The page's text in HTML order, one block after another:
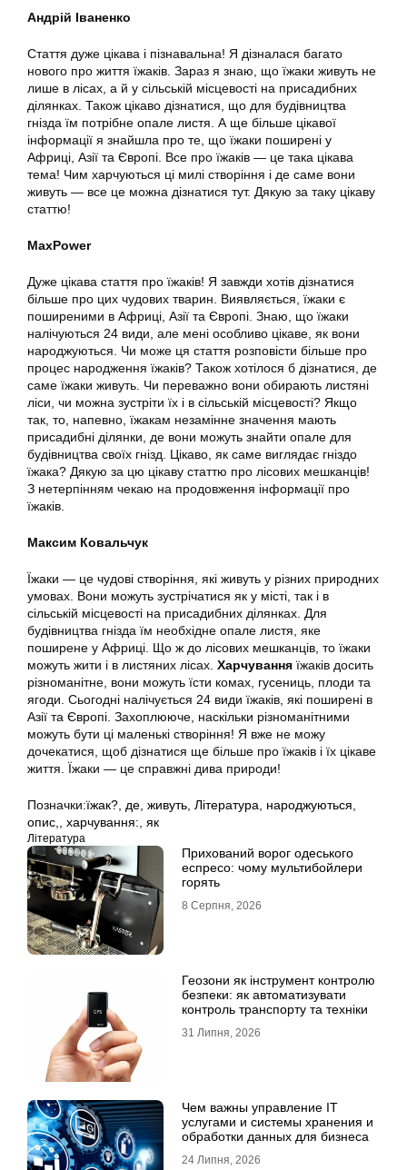
Андрій Іваненко
Стаття дуже цікава і пізнавальна! Я дізналася багато
нового про життя їжаків. Зараз я знаю, що їжаки живуть не
лише в лісах, а й у сільській місцевості на присадибних
ділянках. Також цікаво дізнатися, що для будівництва
гнізда їм потрібне опале листя. А ще більше цікавої
інформації я знайшла про те, що їжаки поширені у
Африці, Азії та Європі. Все про їжаків — це така цікава
тема! Чим харчуються ці милі створіння і де саме вони
живуть — все це можна дізнатися тут. Дякую за таку цікаву
статтю!
MaxPower
Дуже цікава стаття про їжаків! Я завжди хотів дізнатися
більше про цих чудових тварин. Виявляється, їжаки є
поширеними в Африці, Азії та Європі. Знаю, що їжаки
налічуються 24 види, але мені особливо цікаве, як вони
народжуються. Чи може ця стаття розповісти більше про
процес народження їжаків? Також хотілося б дізнатися, де
саме їжаки живуть. Чи переважно вони обирають листяні
ліси, чи можна зустріти їх і в сільській місцевості? Якщо
так, то, напевно, їжакам незамінне значення мають
присадибні ділянки, де вони можуть знайти опале для
будівництва своїх гнізд. Цікаво, як саме виглядає гніздо
їжака? Дякую за цю цікаву статтю про лісових мешканців!
З нетерпінням чекаю на продовження інформації про
їжаків.
Максим Ковальчук
Їжаки — це чудові створіння, які живуть у різних природних
умовах. Вони можуть зустрічатися як у місті, так і в
сільській місцевості на присадибних ділянках. Для
будівництва гнізда їм необхідне опале листя, яке
поширене у Африці. Що ж до лісових мешканців, то їжаки
можуть жити і в листяних лісах. Харчування їжаків досить
різноманітне, вони можуть їсти комах, гусениць, плоди та
ягоди. Сьогодні налічується 24 види їжаків, які поширені в
Азії та Європі. Захоплююче, наскільки різноманітними
можуть бути ці маленькі створіння! Я вже не можу
дочекатися, щоб дізнатися ще більше про їжаків і їх цікаве
життя. Їжаки — це справжні дива природи!
Позначки:їжак? де живуть Література народжуються
опис,
харчування: як
Література
Прихований ворог одеського
еспресо: чому мультибойлери
горять
8 Серпня, 2026
Геозони як інструмент контролю
безпеки: як автоматизувати
контроль транспорту та техніки
31 Липня, 2026
Чем важны управление IT
услугами и системы хранения и
обработки данных для бизнеса
24 Липня, 2026